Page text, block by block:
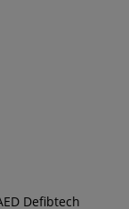
Defibtech